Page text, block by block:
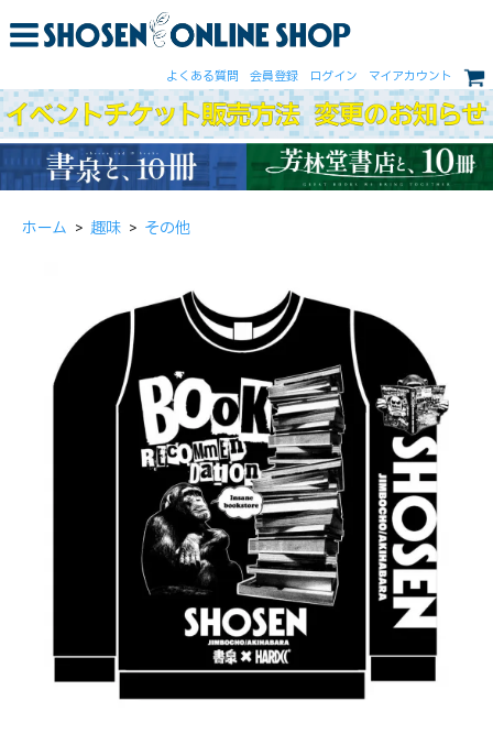
よくある質問 会員登録 ログイン マイアカウント
ホーム > 趣味 > その他